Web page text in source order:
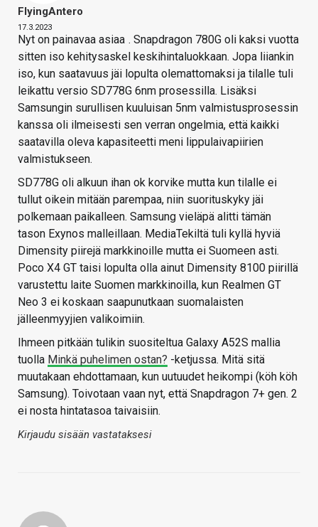
FlyingAntero
17.3.2023
Nyt on painavaa asiaa . Snapdragon 780G oli kaksi vuotta
sitten iso kehitysaskel keskihintaluokkaan. Jopa liiankin
iso, kun saatavuus jäi lopulta olemattomaksi ja tilalle tuli
leikattu versio SD778G 6nm prosessilla. Lisäksi
Samsungin surullisen kuuluisan 5nm valmistusprosessin
kanssa oli ilmeisesti sen verran ongelmia, että kaikki
saatavilla oleva kapasiteetti meni lippulaivapiirien
valmistukseen.
SD778G oli alkuun ihan ok korvike mutta kun tilalle ei
tullut oikein mitään parempaa, niin suorituskyky jäi
polkemaan paikalleen. Samsung vieläpä alitti tämän
tason Exynos malleillaan. MediaTekiltä tuli kyllä hyviä
Dimensity piirejä markkinoille mutta ei Suomeen asti.
Poco X4 GT taisi lopulta olla ainut Dimensity 8100 piirillä
varustettu laite Suomen markkinoilla, kun Realmen GT
Neo 3 ei koskaan saapunutkaan suomalaisten
jälleenmyyjien valikoimiin.
Ihmeen pitkään tulikin suositeltua Galaxy A52S mallia
tuolla Minkä puhelimen ostan? -ketjussa. Mitä sitä
muutakaan ehdottamaan, kun uutuudet heikompi (köh köh
Samsung). Toivotaan vaan nyt, että Snapdragon 7+ gen. 2
ei nosta hintatasoa taivaisiin.
Kirjaudu sisään vastataksesi